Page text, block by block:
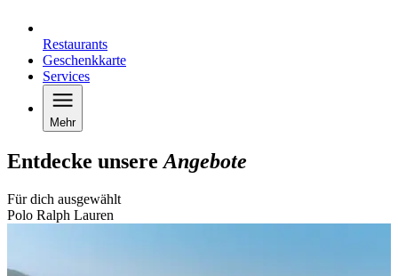
Restaurants
Geschenkkarte
Services
Mehr
Entdecke unsereAngebote
Für dich ausgewählt
Polo Ralph Lauren